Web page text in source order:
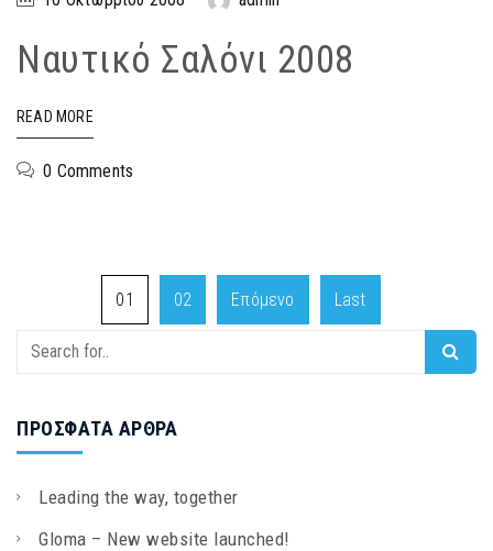
Ναυτικό Σαλόνι 2008
READ MORE
0 Comments
01 02 Επόμενο Last
ΠΡΌΣΦΑΤΑ ΆΡΘΡΑ
Leading the way, together
Gloma – New website launched!